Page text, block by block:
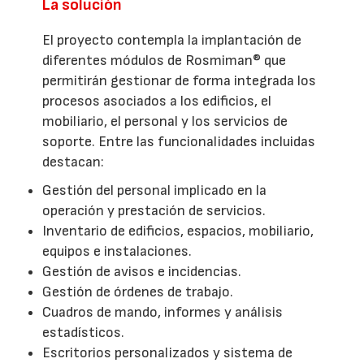
La solución
El proyecto contempla la implantación de
diferentes módulos de Rosmiman® que
permitirán gestionar de forma integrada los
procesos asociados a los edificios, el
mobiliario, el personal y los servicios de
soporte. Entre las funcionalidades incluidas
destacan:
Gestión del personal implicado en la
operación y prestación de servicios.
Inventario de edificios, espacios, mobiliario,
equipos e instalaciones.
Gestión de avisos e incidencias.
Gestión de órdenes de trabajo.
Cuadros de mando, informes y análisis
estadísticos.
Escritorios personalizados y sistema de